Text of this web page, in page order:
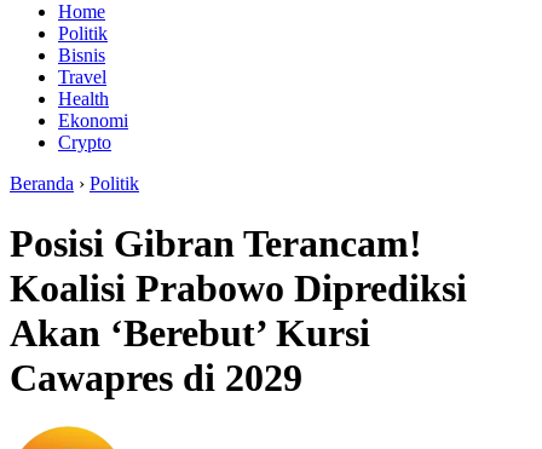
Home
Politik
Bisnis
Travel
Health
Ekonomi
Crypto
Beranda › Politik
Posisi Gibran Terancam!
Koalisi Prabowo Diprediksi
Akan ‘Berebut’ Kursi
Cawapres di 2029